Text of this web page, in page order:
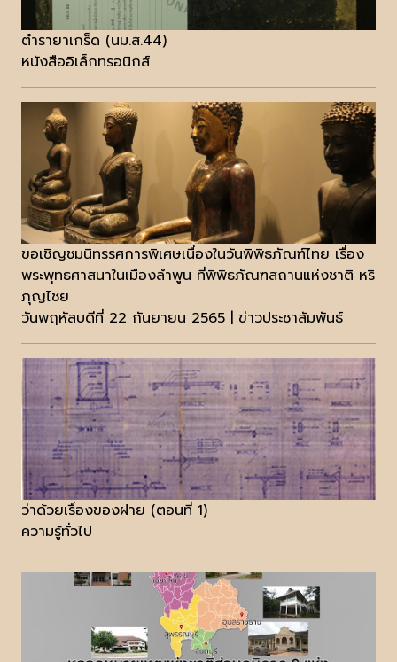
ตำรายาเกร็ด (นม.ส.44)
หนังสืออิเล็กทรอนิกส์
ขอเชิญชมนิทรรศการพิเศษเนื่องในวันพิพิธภัณฑ์ไทย เรื่อง
พระพุทธศาสนาในเมืองลำพูน ที่พิพิธภัณฑสถานแห่งชาติ หริ
ภุญไชย
วันพฤหัสบดีที่ 22 กันยายน 2565 | ข่าวประชาสัมพันธ์
ว่าด้วยเรื่องของฝาย (ตอนที่ 1)
ความรู้ทั่วไป